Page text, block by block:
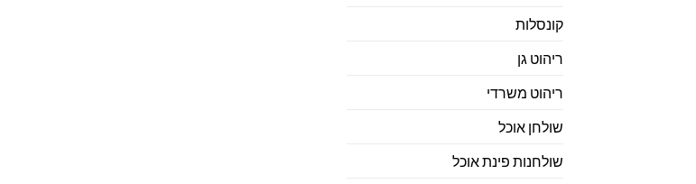
קונסלות
ריהוט גן
ריהוט משרדי
שולחן אוכל
שולחנות פינת אוכל